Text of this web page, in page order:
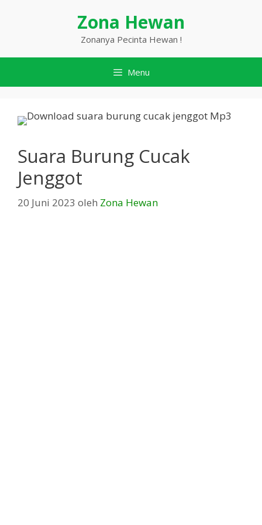
Zona Hewan
Zonanya Pecinta Hewan !
Menu
Suara Burung Cucak
Jenggot
20 Juni 2023 oleh Zona Hewan